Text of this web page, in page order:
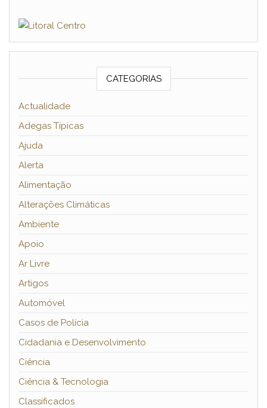
CATEGORIAS
Actualidade
Adegas Típicas
Ajuda
Alerta
Alimentação
Alterações Climáticas
Ambiente
Apoio
Ar Livre
Artigos
Automóvel
Casos de Polícia
Cidadania e Desenvolvimento
Ciência
Ciência & Tecnologia
Classificados